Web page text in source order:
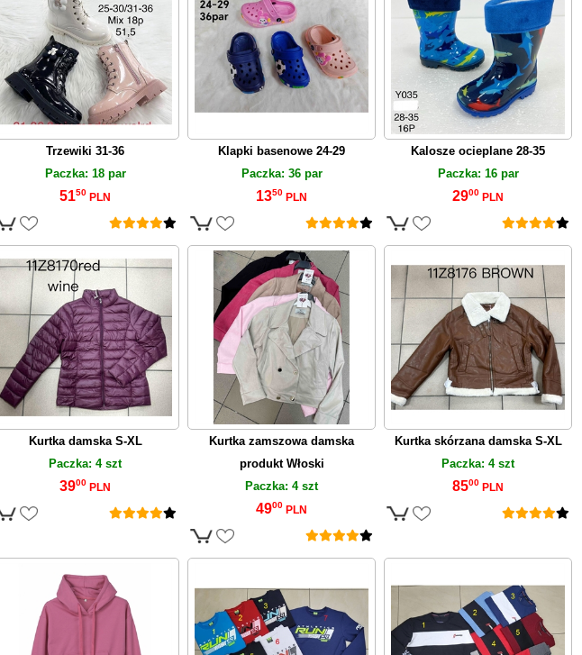
Trzewiki 31-36
Paczka: 18 par
5150 PLN
Klapki basenowe 24-29
Paczka: 36 par
1350 PLN
Kalosze ocieplane 28-35
Paczka: 16 par
2900 PLN
Kurtka damska S-XL
Paczka: 4 szt
3900 PLN
Kurtka zamszowa damska
produkt Włoski
Paczka: 4 szt
4900 PLN
Kurtka skórzana damska S-XL
Paczka: 4 szt
8500 PLN